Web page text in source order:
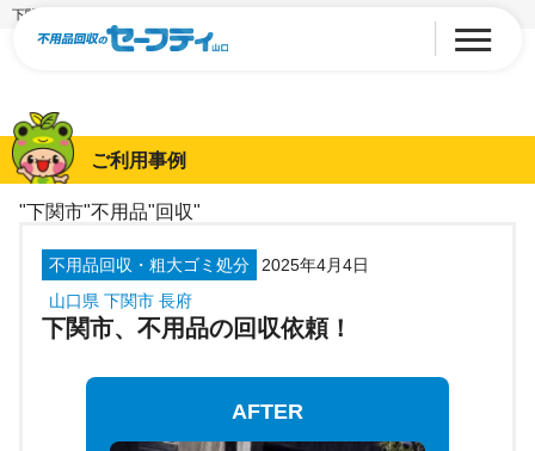
下関市、不用品の回収依頼！
ご利用事例
"下関市"不用品"回収"
不用品回収・粗大ゴミ処分
2025年4月4日
山口県 下関市 長府
下関市、不用品の回収依頼！
AFTER